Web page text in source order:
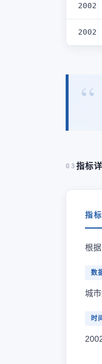
2002
2002
03 指标
指
根
数
城
时